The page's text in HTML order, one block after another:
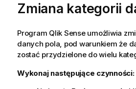
Zmiana kategorii
Program Qlik Senseumożliwia
danych pola, pod warunkiem że
zostać przydzielone do wielu
Wykonaj następujące czynności: